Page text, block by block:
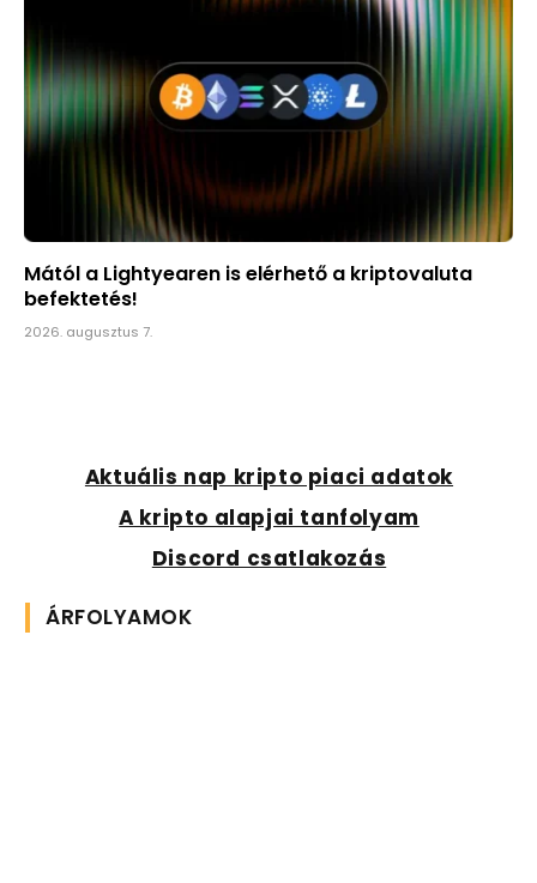
Mától a Lightyearen is elérhető a kriptovaluta
befektetés!
2026. augusztus 7.
Aktuális nap kripto piaci adatok
A kripto alapjai tanfolyam
Discord csatlakozás
ÁRFOLYAMOK